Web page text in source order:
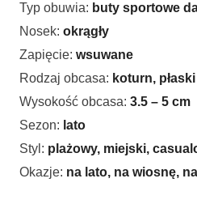
Typ obuwia: buty sportowe
Nosek:okrągły
Zapięcie:wsuwane
Rodzaj obcasa: koturn,
Wysokość obcasa:3.5 – 5 cm
Sezon: lato
Styl: plażowy, miejski,
Okazje: na lato, na wiosnę,